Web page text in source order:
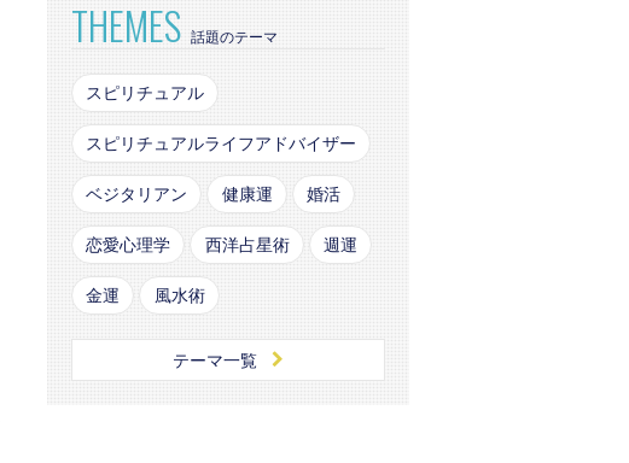
THEMES 話題のテーマ
スピリチュアル
スピリチュアルライフアドバイザー
ベジタリアン 健康運 婚活
恋愛心理学 西洋占星術 週運
金運 風水術
テーマ一覧